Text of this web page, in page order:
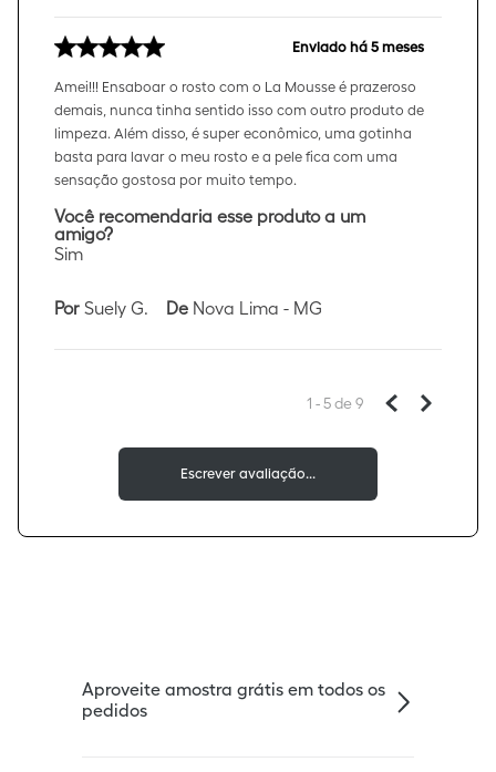
Enviado há 5 meses
Amei!!! Ensaboar o rosto com o La Mousse é prazeroso
demais, nunca tinha sentido isso com outro produto de
limpeza. Além disso, é super econômico, uma gotinha
basta para lavar o meu rosto e a pele fica com uma
sensação gostosa por muito tempo.
Você recomendaria esse produto a um
amigo?
Sim
Por Suely G. De Nova Lima - MG
1 - 5de 9
Aproveite amostra grátis em todos os
pedidos